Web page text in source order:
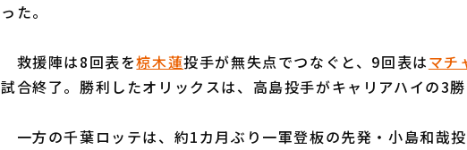
った。
救援陣は8回表を椋木蓮投手が無失点でつなぐと、9回表はマチ
試合終了。勝利したオリックスは、高島投手がキャリアハイの3勝
一方の千葉ロッテは、約1カ月ぶり一軍登板の先発・小島和哉